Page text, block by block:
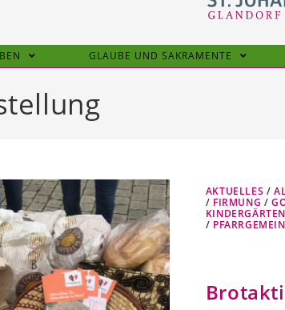
GLAUBE UND SAKRAMENTE
AKTUELLES /
/ FIRMUNG /
/